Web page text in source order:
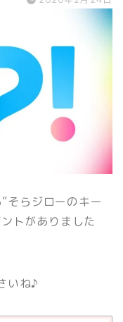
そらジローのキー
トがありました
いね♪